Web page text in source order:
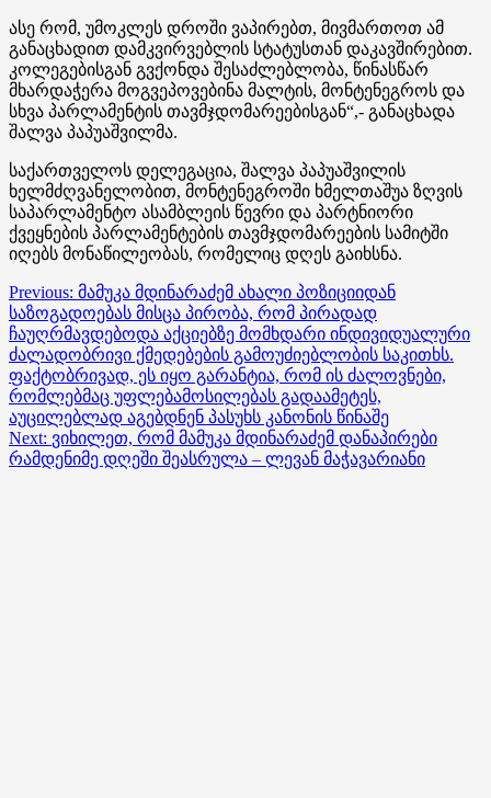
ასე რომ, უმოკლეს დროში ვაპირებთ, მივმართოთ ამ
განაცხადით დამკვირვებლის სტატუსთან დაკავშირებით.
კოლეგებისგან გვქონდა შესაძლებლობა, წინასწარ
მხარდაჭერა მოგვეპოვებინა მალტის, მონტენეგროს და
სხვა პარლამენტის თავმჯდომარეებისგან“,- განაცხადა
შალვა პაპუაშვილმა.
საქართველოს დელეგაცია, შალვა პაპუაშვილის
ხელმძღვანელობით, მონტენეგროში ხმელთაშუა ზღვის
საპარლამენტო ასამბლეის წევრი და პარტნიორი
ქვეყნების პარლამენტების თავმჯდომარეების სამიტში
იღებს მონაწილეობას, რომელიც დღეს გაიხსნა.
Post
navigation
Previous: მამუკა მდინარაძემ ახალი პოზიციიდან
საზოგადოებას მისცა პირობა, რომ პირადად
ჩაუღრმავდებოდა აქციებზე მომხდარი ინდივიდუალური
ძალადობრივი ქმედებების გამოუძიებლობის საკითხს.
ფაქტობრივად, ეს იყო გარანტია, რომ ის ძალოვნები,
რომლებმაც უფლებამოსილებას გადაამეტეს,
აუცილებლად აგებდნენ პასუხს კანონის წინაშე
Next: ვიხილეთ, რომ მამუკა მდინარაძემ დანაპირები
რამდენიმე დღეში შეასრულა – ლევან მაჭავარიანი